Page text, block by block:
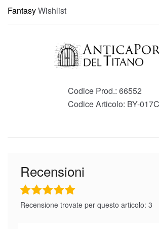
FantasyWishlist
Codice Prod.: 66552
Codice Articolo: BY-017C
Recensioni
Recensione trovate per questo articolo: 3